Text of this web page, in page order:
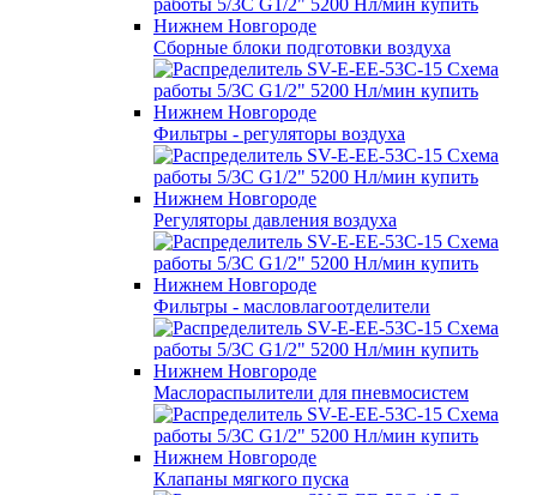
Сборные блоки подготовки воздуха
Фильтры - регуляторы воздуха
Регуляторы давления воздуха
Фильтры - масловлагоотделители
Маслораспылители для пневмосистем
Клапаны мягкого пуска